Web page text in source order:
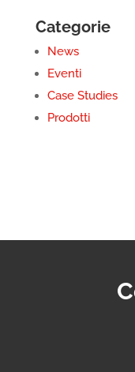
Categorie
News
Eventi
Case Studies
Prodotti